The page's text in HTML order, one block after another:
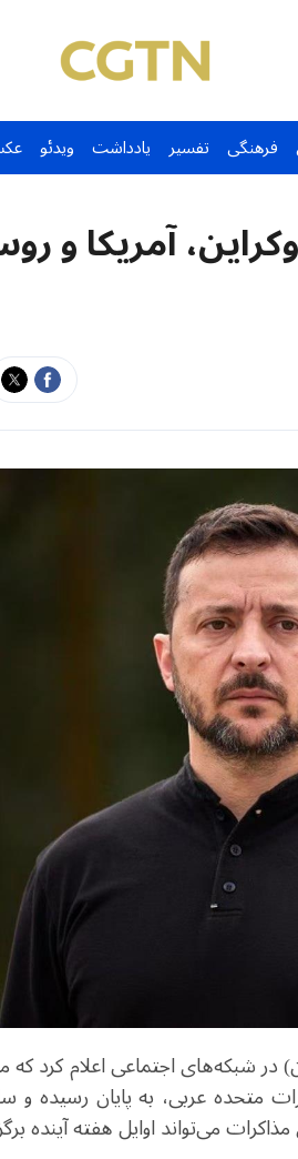
فرهنگی تفسیر یادداشت ویدئو
آمریکا و
رئیس جمهور اوکراین، روز شنبه ۲۴ ژانویه (۴ بهمن) در شبکه‌های اجتماعی
متحده عربی، به پایان رسیده و
می‌تواند اوایل هفته آینده